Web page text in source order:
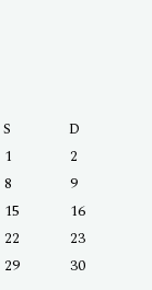
S
D
1
2
8
9
15
16
22
23
29
30